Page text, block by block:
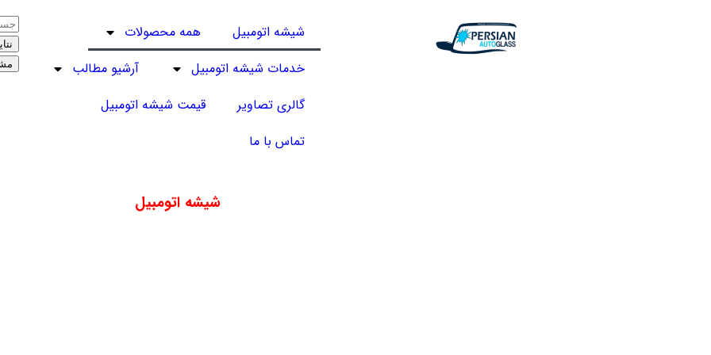
شیشه اتومبیل
همه محصولات
خدمات شیشه اتومبیل
آرشیو مطالب
گالری تصاویر
قیمت شیشه اتومبیل
تماس با ما
شیشه اتومبیل